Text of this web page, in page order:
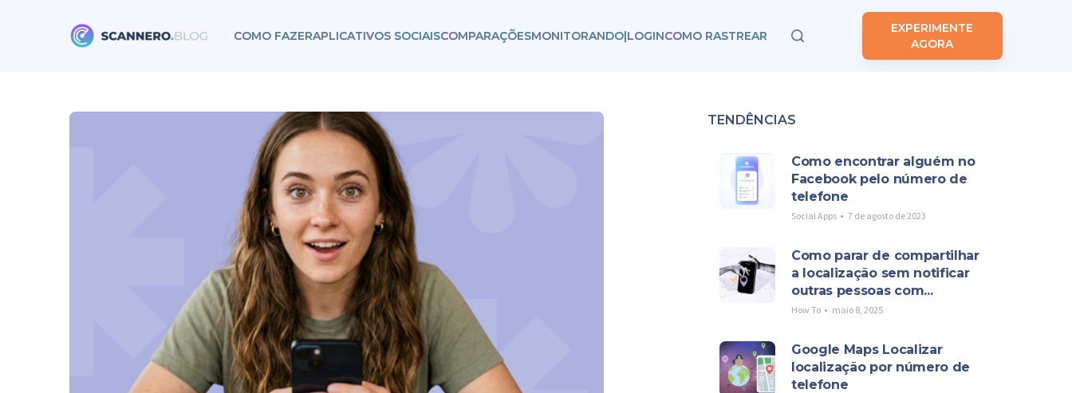
COMO FAZERAPLICATIVOS SOCIAISCOMPARAÇÕESMONITORANDO|LOGINCOMO RASTREAR
EXPERIMENTE
AGORA
TENDÊNCIAS
Como encontrar alguém no
Facebook pelo número de
telefone
Social Apps 7 de agosto de 2023
Como parar de compartilhar
a localização sem notificar
outras pessoas com...
How To maio 8, 2025
Google Maps Localizar
localização por número de
telefone